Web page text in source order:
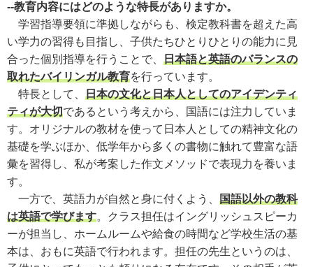
--教育内容にはどのような特長がありますか。
学習指導要領に準拠しながらも、検定教科書を超えた高
い学力の習得も目指し、子供たちひとりひとりの能力に見
合った個別指導を行うことで、 日本語と英語のバランスの
取れたバイリンガル教育を行っています。
特長として、 日本の文化と日本人としてのアイデンティ
ティが大切であるという考えから、国語には注力していま
す。オリジナルの教材を使って日本人としての精神文化の
基礎を学ぶほか、低学年から多くの書物に触れて豊富な語
彙を習得し、私が考案した作文メソッドで表現力を養いま
す。
一方で、英語力が自然と身に付くよう、 国語以外の教科
は英語で学びます。クラス担任はイングリッシュスピーカ
ーが担当し、ホームルームや給食の時間など学校生活の基
本は、おもに英語で行われます。担任の先生というのは、